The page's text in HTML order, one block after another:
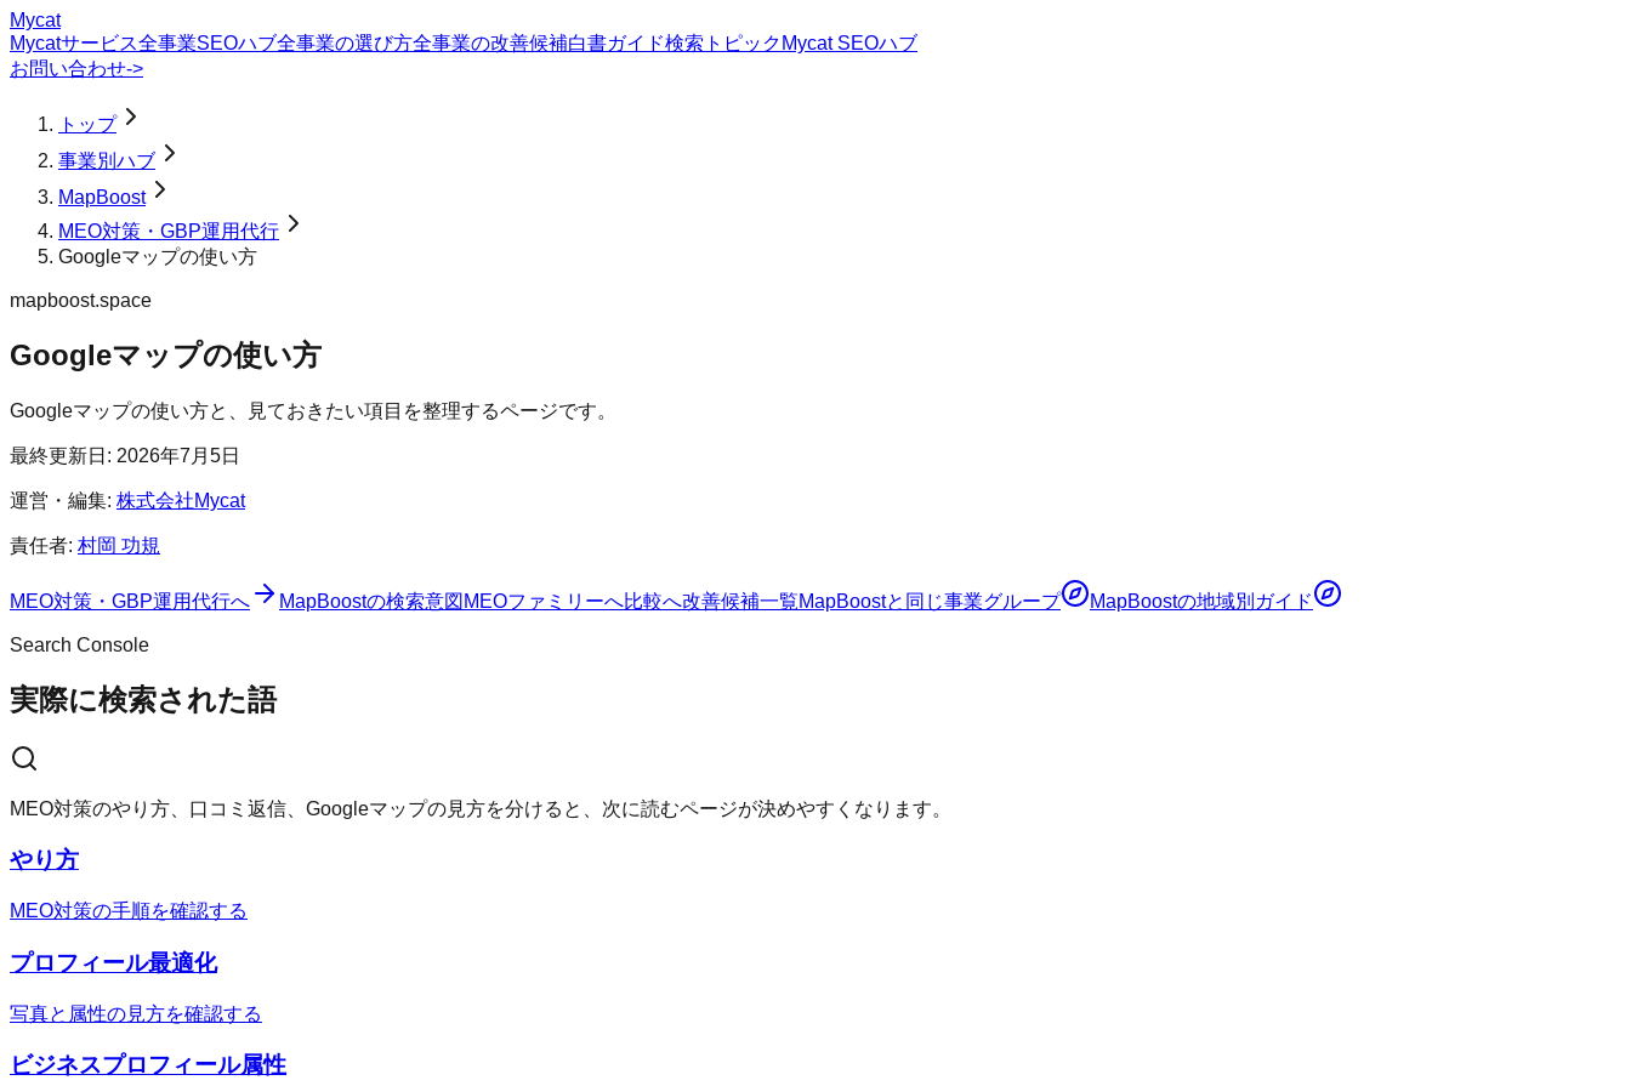
Mycat
Mycatサービス全事業SEOハブ全事業の選び方全事業の改善候補白書ガイド検索トピック Mycat SEOハブ
お問い合わせ->
トップ
事業別ハブ
MapBoost
MEO対策・GBP運用代行
Googleマップの使い方
mapboost.space
Googleマップの使い方
Googleマップの使い方と、見ておきたい項目を整理するページです。
最終更新日: 2026年7月5日
運営・編集: 株式会社Mycat
責任者: 村岡 功規
MEO対策・GBP運用代行へ MapBoostの検索意図 MEOファミリーへ比較へ改善候補一覧MapBoostと同じ事業グループ MapBoostの地域別ガイド
Search Console
実際に検索された語
MEO対策のやり方、口コミ返信、Googleマップの見方を分けると、次に読むページが決めやすくなります。
やり方
MEO対策の手順を確認する
プロフィール最適化
写真と属性の見方を確認する
ビジネスプロフィール属性